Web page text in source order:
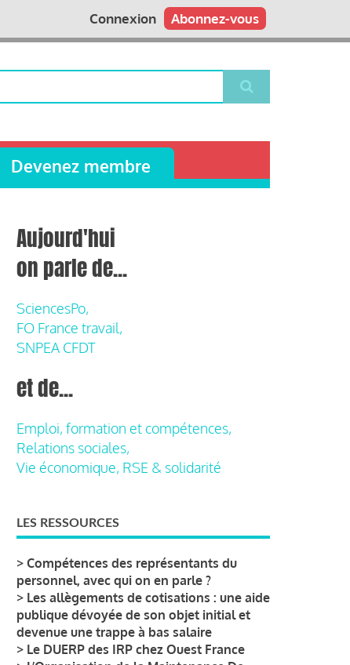
Abonnez-vous
Connexion
Devenez membre
Aujourd'hui
on parle de...
SciencesPo,
FO France travail,
SNPEA CFDT
et de...
Emploi, formation et compétences,
Relations sociales,
Vie économique, RSE & solidarité
LES RESSOURCES
> Compétences des représentants du
personnel, avec qui on en parle ?
> Les allègements de cotisations : une aide
publique dévoyée de son objet initial et
devenue une trappe à bas salaire
> Le DUERP des IRP chez Ouest France